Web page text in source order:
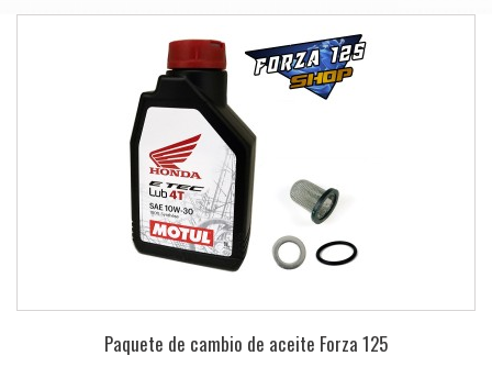
Paquete de cambio de aceite Forza 125